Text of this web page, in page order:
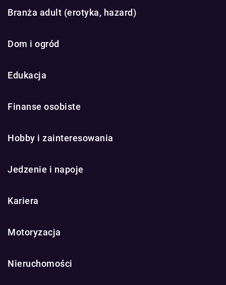
Branża adult (erotyka, hazard)
Dom i ogród
Edukacja
Finanse osobiste
Hobby i zainteresowania
Jedzenie i napoje
Kariera
Motoryzacja
Nieruchomości